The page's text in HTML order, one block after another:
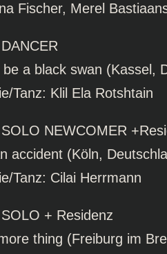
Fischer, Merel
a black swan (Kassel,
Tanz: Klil Ela Rotshtain
NEWCOMER
accident (Köln,
Tanz: Cilai Herrmann
+ Residenz
thing (Freiburg im